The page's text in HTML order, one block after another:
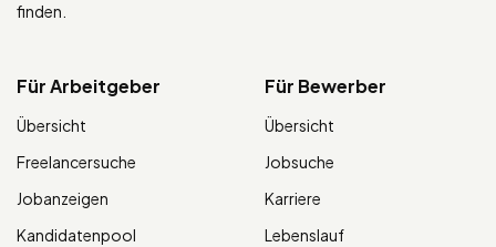
finden.
Für Arbeitgeber
Übersicht
Freelancersuche
Jobanzeigen
Kandidatenpool
Für Bewerber
Übersicht
Jobsuche
Karriere
Lebenslauf